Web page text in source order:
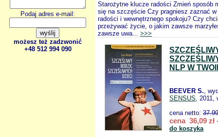
Podaj adres e-mail:
możesz też zadzwonić
+48 512 994 090
Starożytne klucze radości Zmień sposób
się na szczęście Czy pragniesz zaznać
radości i wewnętrznego spokoju? Czy
przeżywać życie, o jakim zawsze
zawsze uwa... >>>
NLP W
BEEVER S.,
SENSUS, 2011,
cena netto: 37.99
cena 36,09 zł
do koszyka